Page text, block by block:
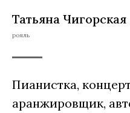
Татьяна Чигорская
рояль
Пианистка,
аранжировщик,